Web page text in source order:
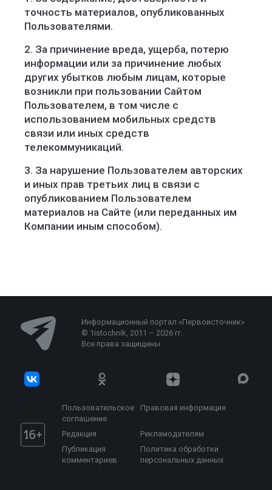
точность материалов, опубликованных
Пользователями.
2. За причинение вреда, ущерба, потерю
информации или за причинение любых
других убытков любым лицам, которые
возникли при пользовании Сайтом
Пользователем, в том числе с
использованием мобильных средств
связи или иных средств
телекоммуникаций.
3. За нарушение Пользователем авторских
и иных прав третьих лиц в связи с
опубликованием Пользователем
материалов на Сайте (или переданных им
Компании иным способом).
Информационный портал «Первоисточник»
© 1istochnik, 2011 – 2026 гг.
Все права защищены
Пользовательское
соглашение
Правовая информация
Редакция
Рекламодателям
Публикация
комментариев
Политика обработки
персональных данных